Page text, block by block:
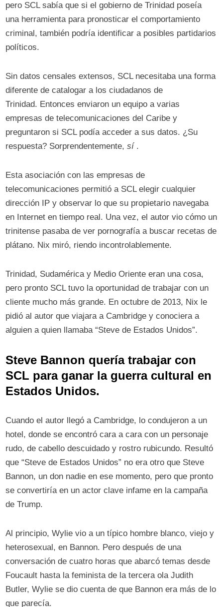
pero SCL sabía que si el gobierno de Trinidad poseía
una herramienta para pronosticar el comportamiento
criminal, también podría identificar a posibles partidarios
políticos.
Sin datos censales extensos, SCL necesitaba una forma
diferente de catalogar a los ciudadanos de
Trinidad. Entonces enviaron un equipo a varias
empresas de telecomunicaciones del Caribe y
preguntaron si SCL podía acceder a sus datos. ¿Su
respuesta? Sorprendentemente,sí .
Esta asociación con las empresas de
telecomunicaciones permitió a SCL elegir cualquier
dirección IP y observar lo que su propietario navegaba
en Internet en tiempo real. Una vez, el autor vio cómo un
trinitense pasaba de ver pornografía a buscar recetas de
plátano. Nix miró, riendo incontrolablemente.
Trinidad, Sudamérica y Medio Oriente eran una cosa,
pero pronto SCL tuvo la oportunidad de trabajar con un
cliente mucho más grande. En octubre de 2013, Nix le
pidió al autor que viajara a Cambridge y conociera a
alguien a quien llamaba “Steve de Estados Unidos”.
Steve Bannon quería trabajar con
SCL para ganar la guerra cultural en
Estados Unidos.
Cuando el autor llegó a Cambridge, lo condujeron a un
hotel, donde se encontró cara a cara con un personaje
rudo, de cabello descuidado y rostro rubicundo. Resultó
que “Steve de Estados Unidos” no era otro que Steve
Bannon, un don nadie en ese momento, pero que pronto
se convertiría en un actor clave infame en la campaña
de Trump.
Al principio, Wylie vio a un típico hombre blanco, viejo y
heterosexual, en Bannon. Pero después de una
conversación de cuatro horas que abarcó temas desde
Foucault hasta la feminista de la tercera ola Judith
Butler, Wylie se dio cuenta de que Bannon era más de lo
que parecía.